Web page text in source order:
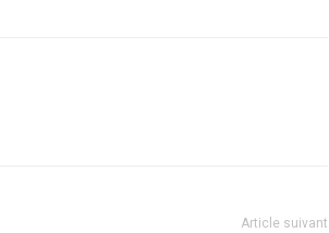
Article suivant